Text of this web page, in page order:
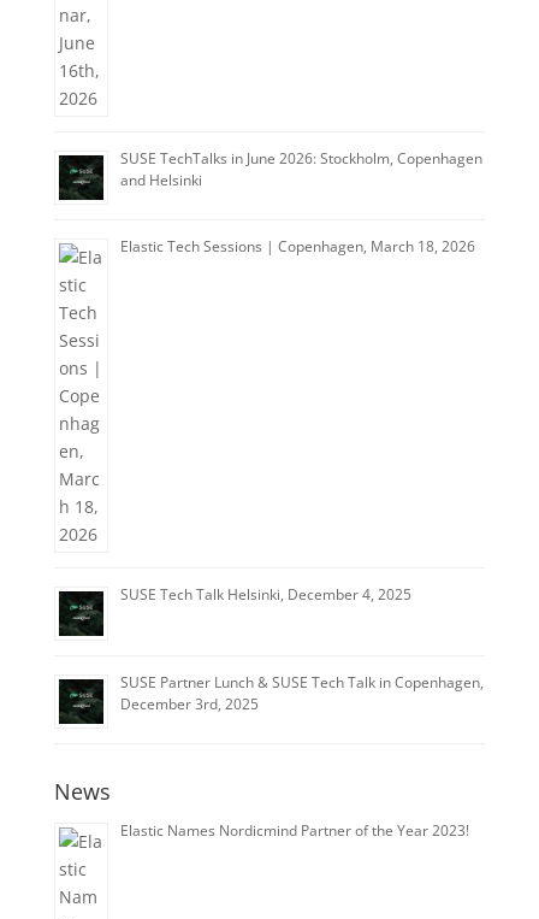
SUSE TechTalks in June 2026: Stockholm, Copenhagen
and Helsinki
Elastic Tech Sessions | Copenhagen, March 18, 2026
SUSE Tech Talk Helsinki, December 4, 2025
SUSE Partner Lunch & SUSE Tech Talk in Copenhagen,
December 3rd, 2025
News
Elastic Names Nordicmind Partner of the Year 2023!